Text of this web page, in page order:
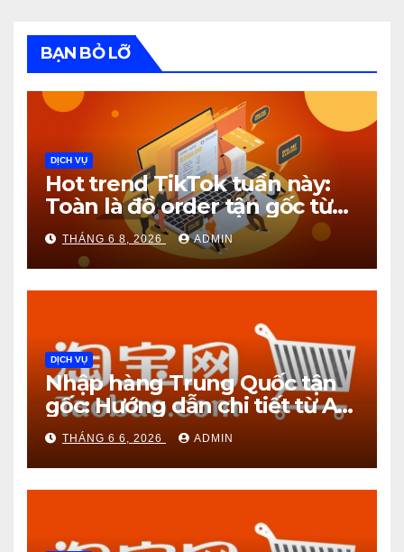
BẠN BỎ LỠ
DỊCH VỤ
Hot trend TikTok tuần này:
Toàn là đồ order tận gốc từ
1688!
THÁNG 6 8, 2026 ADMIN
DỊCH VỤ
Nhập hàng Trung Quốc tận
gốc: Hướng dẫn chi tiết từ A
đến Z
THÁNG 6 6, 2026 ADMIN